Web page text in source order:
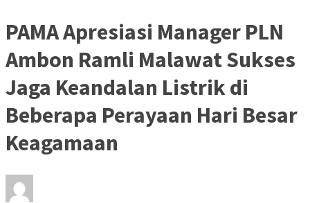
PAMA Apresiasi Manager PLN
Ambon Ramli Malawat Sukses
Jaga Keandalan Listrik di
Beberapa Perayaan Hari Besar
Keagamaan